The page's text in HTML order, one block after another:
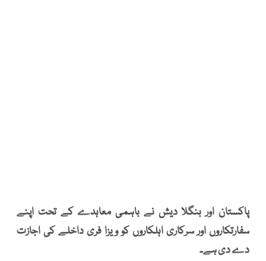
پاکستان اور بنگلا دیش نے باہمی معاہدے کے تحت اپنے
سفارتکاروں اور سرکاری اہلکاروں کو ویزا فری داخلے کی اجازت
دے دی ہے۔